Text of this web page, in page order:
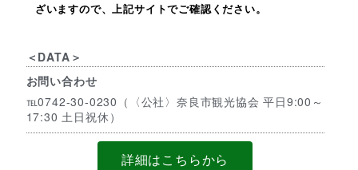
ざいますので、上記サイトでご確認ください。
＜DATA＞
お問い合わせ
℡0742-30-0230（〈公社〉奈良市観光協会 平日9:00～
17:30 土日祝休）
詳細はこちらから